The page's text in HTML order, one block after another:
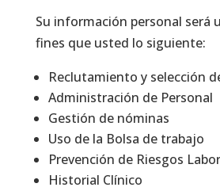
Su información personal será
fines que usted lo siguiente:
Reclutamiento y selección
Administración de Personal
Gestión de nóminas
Uso de la Bolsa de trabajo
Prevención de Riesgos
Historial Clínico